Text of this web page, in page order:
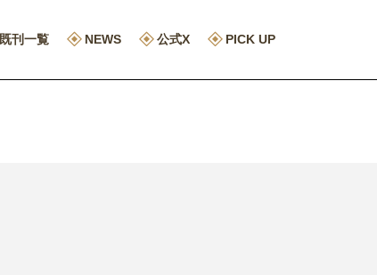
既刊一覧 NEWS 公式X PICK UP